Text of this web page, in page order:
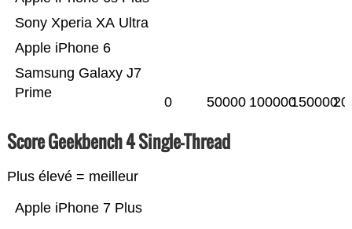
Samsung Galaxy J7
Prime
Apple iPhone 6
Sony Xperia XA Ultra
0 50000 100000150000
Score Geekbench 4 Single-Thread
Plus élevé = meilleur
Apple iPhone 7 Plus